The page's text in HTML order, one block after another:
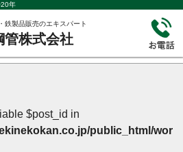
年
鉄製品販売のエキスパート
管株式会社
$post_id in
public_html/wor